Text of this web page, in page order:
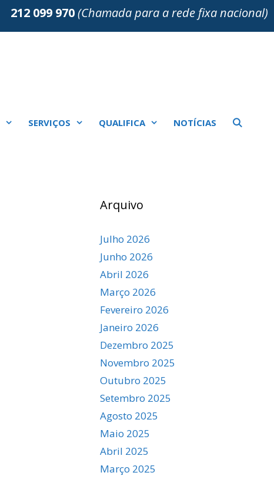
212 099 970(Chamada para a rede fixa nacional)
SERVIÇOS QUALIFICA NOTÍCIAS
Arquivo
Julho 2026
Junho 2026
Abril 2026
Março 2026
Fevereiro 2026
Janeiro 2026
Dezembro 2025
Novembro 2025
Outubro 2025
Setembro 2025
Agosto 2025
Maio 2025
Abril 2025
Março 2025